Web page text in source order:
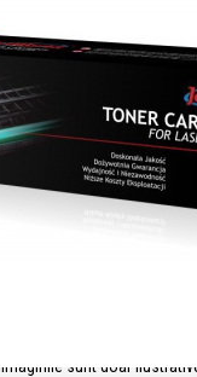
Imaginile sunt doar